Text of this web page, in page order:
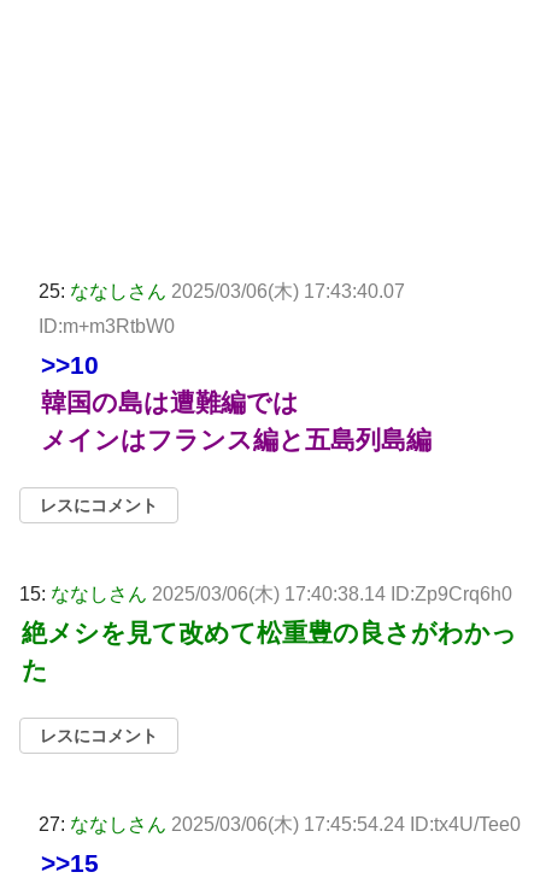
25: ななしさん 2025/03/06(木) 17:43:40.07
ID:m+m3RtbW0
>>10
韓国の島は遭難編では
メインはフランス編と五島列島編
レスにコメント
15: ななしさん 2025/03/06(木) 17:40:38.14 ID:Zp9Crq6h0
絶メシを見て改めて松重豊の良さがわかっ
た
レスにコメント
27: ななしさん 2025/03/06(木) 17:45:54.24 ID:tx4U/Tee0
>>15